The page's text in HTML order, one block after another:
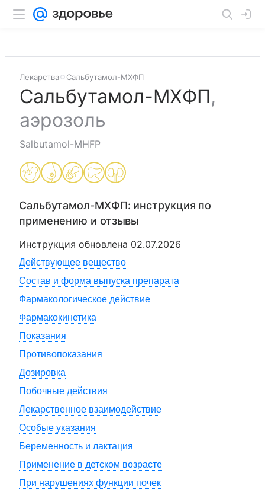
Лекарства Сальбутамол-МХФП
Сальбутамол-МХФП,
аэрозоль
Salbutamol-MHFP
Сальбутамол-МХФП: инструкция по
применению и отзывы
Инструкция обновлена 02.07.2026
Действующее вещество
Состав и форма выпуска препарата
Фармакологическое действие
Фармакокинетика
Показания
Противопоказания
Дозировка
Побочные действия
Лекарственное взаимодействие
Особые указания
Беременность и лактация
Применение в детском возрасте
При нарушениях функции почек